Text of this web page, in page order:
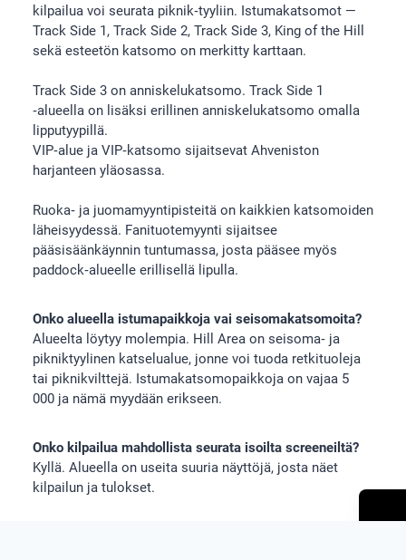
kilpailua voi seurata piknik‑tyyliin. Istumakatsomot —
Track Side 1, Track Side 2, Track Side 3, King of the Hill
sekä esteetön katsomo on merkitty karttaan.
Track Side 3 on anniskelukatsomo. Track Side 1
‑alueella on lisäksi erillinen anniskelukatsomo omalla
lipputyypillä.
VIP‑alue ja VIP‑katsomo sijaitsevat Ahveniston
harjanteen yläosassa.
Ruoka‑ ja juomamyyntipisteitä on kaikkien katsomoiden
läheisyydessä. Fanituotemyynti sijaitsee
pääsisäänkäynnin tuntumassa, josta pääsee myös
paddock‑alueelle erillisellä lipulla.
Onko alueella istumapaikkoja vai seisomakatsomoita?
Alueelta löytyy molempia. Hill Area on seisoma‑ ja
pikniktyylinen katselualue, jonne voi tuoda retkituoleja
tai piknikvilttejä. Istumakatsomopaikkoja on vajaa 5
000 ja nämä myydään erikseen.
Onko kilpailua mahdollista seurata isoilta screeneiltä?
Kyllä. Alueella on useita suuria näyttöjä, josta näet
kilpailun ja tulokset.